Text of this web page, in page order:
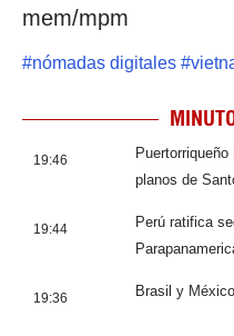
mem/mpm
#nómadas digitales #
19:46
planos de
19:44
Perú ratifica
19:36 Brasil y